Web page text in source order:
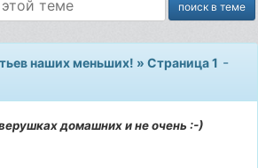
наших меньших! » Страница 1 -
домашних и не очень :-)